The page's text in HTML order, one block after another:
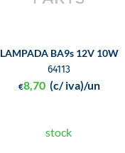
LAMPADA BA9s 12V 10W
64113
€8,70 (c/ iva)/un
stock